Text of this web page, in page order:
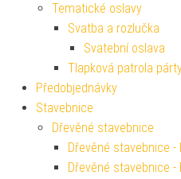
Tematické oslavy
Svatba a rozlučka
Svatební oslava
Tlapková patrola
Předobjednávky
Stavebnice
Dřevěné stavebnice
Dřevěné stavebnice -
Dřevěné stavebnice